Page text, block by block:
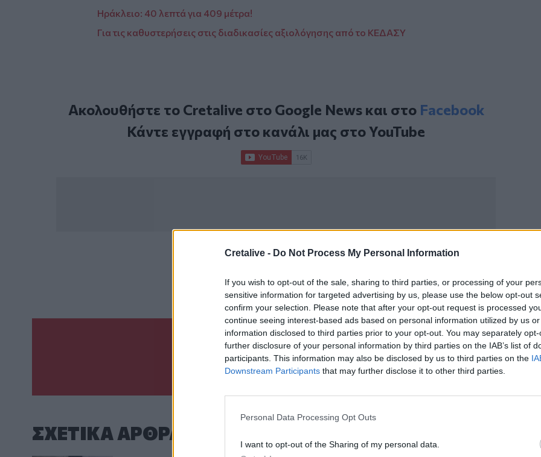
Cretalive - Do Not Process My Personal Information
If you wish to opt-out of the sale, sharing to third parties, or processing of your
sensitive information for targeted advertising by us, please use the below opt-out
confirm your selection. Please note that after your opt-out request is processed
continue seeing interest-based ads based on personal information utilized by us
information disclosed to third parties prior to your opt-out. You may separately
further disclosure of your personal information by third parties on the IAB’s list of
participants. This information may also be disclosed by us to third parties on the
Downstream Participants that may further disclose it to other third parties.
Personal Data Processing Opt Outs
I want to opt-out of the Sharing of my personal data.
Ηράκλειο: 40 λεπτά για 409 μέτρα!
Για τις καθυστερήσεις στις διαδικασίες αξιολόγησης από το ΚΕΔΑΣΥ
Ακολουθήστε το Cretalive στο Google Newsκαι στο Facebook
Κάντε εγγραφή στο κανάλι μας στοYouTube
Άσφαλτος
Λακκούβες Ηράκλειο
Γίνε ο ρεπόρτερ του CRETALIVE
ΣΤΕΊΛΕ ΤΗΝ ΕΊΔΗΣΗ
ΣΧΕΤΙΚA AΡΘΡΑ